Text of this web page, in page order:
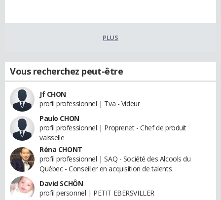
PLUS
Vous recherchez peut-être
Jf CHON
profil professionnel | Tva - Videur
Paulo CHON
profil professionnel | Proprenet - Chef de produit
vaisselle
Réna CHONT
profil professionnel | SAQ - Société des Alcools du
Québec - Conseiller en acquisition de talents
David SCHÔN
profil personnel | PETIT EBERSVILLER